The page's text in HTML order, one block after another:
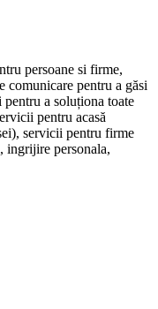
persoane si firme,
pentru a găsi
a soluționa toate
pentru acasă
servicii pentru firme
ingrijire personala,